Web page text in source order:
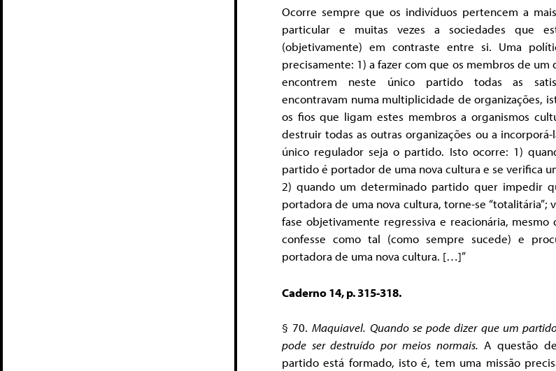
Ocorre sempre que os indivíduos pertencem a
particular e muitas vezes a sociedades que
(objetivamente) em contraste entre si. Uma
precisamente: 1) a fazer com que os membros de
encontrem neste único partido todas as
encontravam numa multiplicidade de organizações,
os fios que ligam estes membros a organismos
destruir todas as outras organizações ou a
único regulador seja o partido. Isto ocorre: 1)
partido é portador de uma nova cultura e se verifica
2) quando um determinado partido quer impedir
portadora de uma nova cultura, torne-se “totalitária”;
fase objetivamente regressiva e reacionária, mesmo
confesse como tal (como sempre sucede) e
portadora de uma nova cultura. […]”
Caderno 14, p. 315-318.
§ 70.Maquiavel. Quando se pode dizer que um
pode ser destruídopor meios normais. A questão
partido está formado, isto é, tem uma missão